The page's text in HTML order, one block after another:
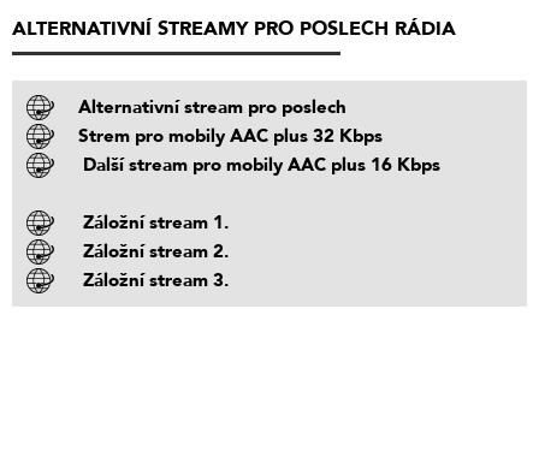
ALTERNATIVNÍ STREAMY PRO POSLECH RÁDIA
Alternativní stream pro poslech
Strem pro mobily AAC plus 32 Kbps
Další stream pro mobily AAC plus 16 Kbps
Záložní stream 1.
Záložní stream 2.
Záložní stream 3.